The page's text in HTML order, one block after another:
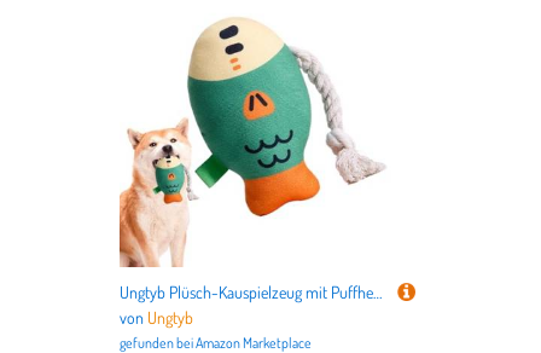
Ungtyb Plüsch-Kauspielzeug mit Puffhead-Fisch-Design, weiches quietschendes Hundespielzeug, bezauberndes interaktives Hundespielzeug, langlebiges Plüsch-Hundespielzeug, 20 x 13 x 3 cm, für kleine
von Ungtyb
gefunden beiAmazon Marketplace